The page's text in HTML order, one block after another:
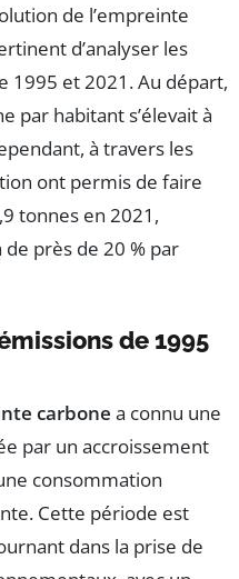
de l’empreinte
d’analyser les
1995 et 2021. Au départ,
par habitant s’élevait à
à travers les
ont permis de faire
tonnes en 2021,
près de 20 % par
de 1995
carbone a connu une
par un accroissement
consommation
Cette période est
dans la prise de